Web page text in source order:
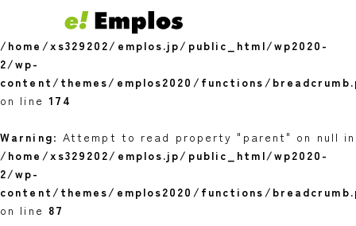
: Undefined variable $youngest in
/home/xs329202/emplos.jp/public_html/wp2020-
2/wp-
content/themes/emplos2020/functions/
on line 174
Warning: Attempt to read property "parent" on null in
/home/xs329202/emplos.jp/public_html/wp2020-
2/wp-
content/themes/emplos2020/functions/
on line 87